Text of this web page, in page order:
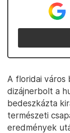
A floridai város
dizájnerbolt a
bedeszkázta
természeti
eredmények